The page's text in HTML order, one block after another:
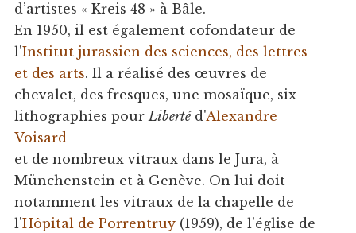
d’artistes « Kreis 48 » à Bâle.
En 1950, il est également cofondateur de
l'Institut jurassien des sciences, des lettres
et des arts. Il a réalisé des œuvres de
chevalet, des fresques, une mosaïque, six
lithographies pourLibertéd'Alexandre
Voisard
et de nombreux vitraux dans le Jura, à
Münchenstein et à Genève. On lui doit
notamment les vitraux de la chapelle de
l'Hôpital de Porrentruy(1959), de l'église de